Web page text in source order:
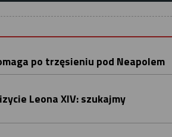
po trzęsieniu pod Neapolem
Leona XIV: szukajmy